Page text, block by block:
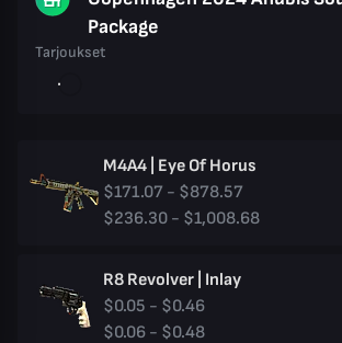
Package
Tarjoukset
M4A4 | Eye Of Horus
$171.07 - $878.57
$236.30 - $1,008.68
R8 Revolver | Inlay
$0.05 - $0.46
$0.06 - $0.48